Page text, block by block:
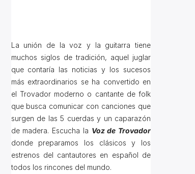
La unión de la voz y la guitarra tiene
muchos siglos de tradición, aquel juglar
que contaría las noticias y los sucesos
más extraordinarios se ha convertido en
el Trovador moderno o cantante de folk
que busca comunicar con canciones que
surgen de las 5 cuerdas y un caparazón
de madera. Escucha la Voz de Trovador
donde preparamos los clásicos y los
estrenos del cantautores en español de
todos los rincones del mundo.